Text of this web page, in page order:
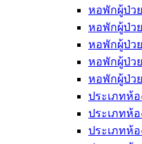
หอพักผู้ป่ว
หอพักผู้ป่ว
หอพักผู้ป่ว
หอพักผู้ป่ว
หอพักผู้ป่ว
ประเภทห้อ
ประเภทห้อ
ประเภทห้อ